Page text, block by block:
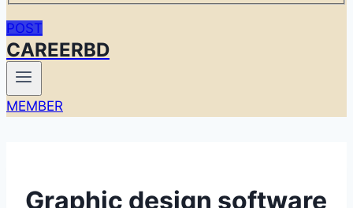
POST
CAREERBD
MEMBER
Graphic design software